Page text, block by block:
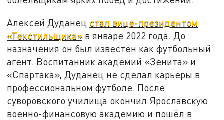
Алексей Дуданец стал вице-президентом
«Текстильщика» в январе 2022 года. До
назначения он был известен какфутбольный
агент. Воспитанник академий «Зенита» и
«Спартака», Дуданец не сделал карьеры в
профессиональном футболе. После
суворовского училища окончил Ярославскую
военно-финансовую академию и пошёл в